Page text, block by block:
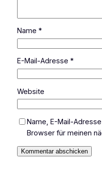
Name *
E-Mail-Adresse *
Website
Name, E-Mail-
Browser für meinen